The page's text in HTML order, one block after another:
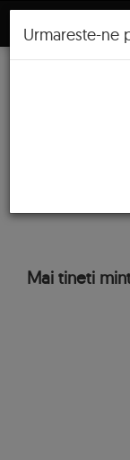
Meniu
Mai tineti
Urmareste-ne